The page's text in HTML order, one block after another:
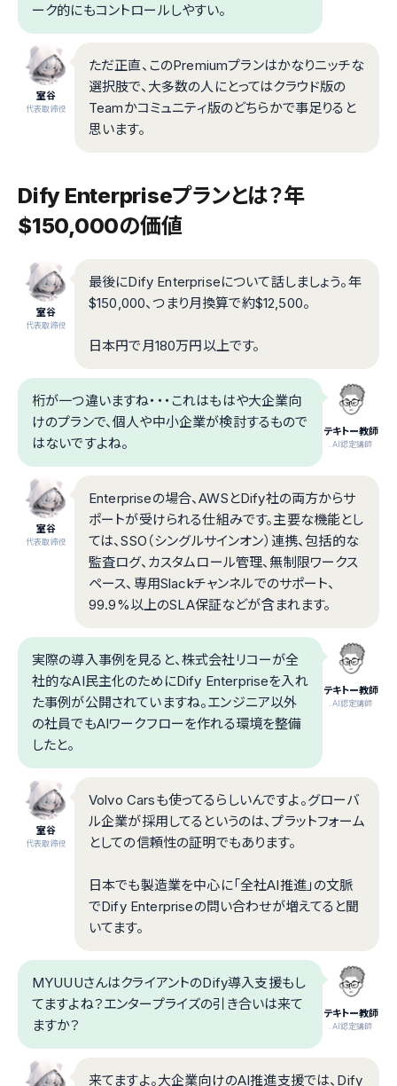
ーク的にもコントロールしやすい。
室谷
代表取締役
ただ正直、このPremiumプランはかなりニッチな
選択肢で、大多数の人にとってはクラウド版の
Teamかコミュニティ版のどちらかで事足りると
思います。
Dify Enterpriseプランとは？年
$150,000の価値
室谷
代表取締役
最後にDify Enterpriseについて話しましょう。年
$150,000、つまり月換算で約$12,500。
日本円で月180万円以上です。
テキトー教師
.AI認定講師
桁が一つ違いますね・・・これはもはや大企業向
けのプランで、個人や中小企業が検討するもので
はないですよね。
室谷
代表取締役
Enterpriseの場合、AWSとDify社の両方からサ
ポートが受けられる仕組みです。主要な機能とし
ては、SSO（シングルサインオン）連携、包括的な
監査ログ、カスタムロール管理、無制限ワークス
ペース、専用Slackチャンネルでのサポート、
99.9%以上のSLA保証などが含まれます。
テキトー教師
.AI認定講師
実際の導入事例を見ると、株式会社リコーが全
社的なAI民主化のためにDify Enterpriseを入れ
た事例が公開されていますね。エンジニア以外
の社員でもAIワークフローを作れる環境を整備
したと。
室谷
代表取締役
Volvo Carsも使ってるらしいんですよ。グローバ
ル企業が採用してるというのは、プラットフォーム
としての信頼性の証明でもあります。
日本でも製造業を中心に「全社AI推進」の文脈
でDify Enterpriseの問い合わせが増えてると聞
いてます。
テキトー教師
.AI認定講師
MYUUUさんはクライアントのDify導入支援もし
てますよね？エンタープライズの引き合いは来て
ますか？
来てますよ。大企業向けのAI推進支援では、Dify